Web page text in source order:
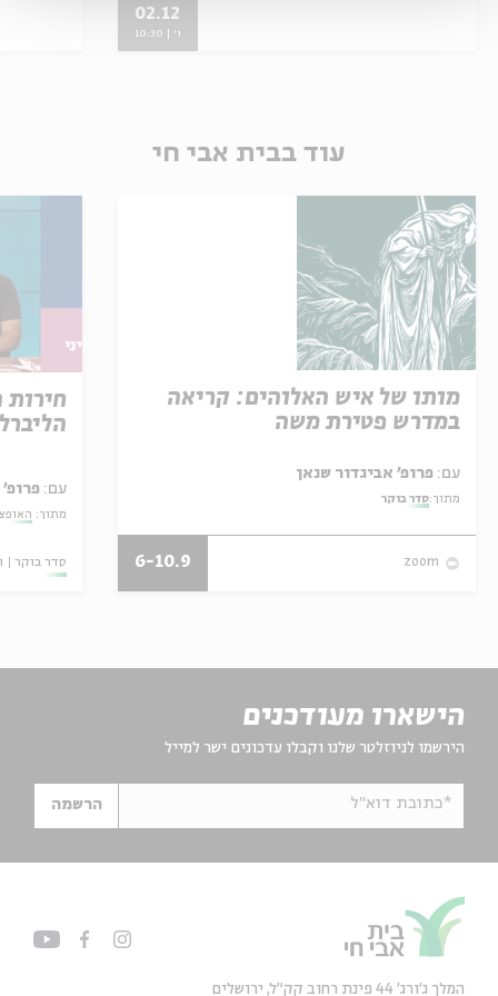
02.12
ו' | 10:30
עוד בבית אבי חי
מותו של איש האלוהים: קריאה
במדרש פטירת משה
עם:
מתוך:סדר בוקר
zoom
6-10.9
עם: פרופ'
מתוך:
סדר בוקר
הישארו מעודכנים
הירשמו לניוזלטר שלנו וקבלו עדכונים ישר למייל
*כתובת דוא"ל הרשמה
המלך ג'ורג' 44 פינת רחוב קק״ל, ירושלים